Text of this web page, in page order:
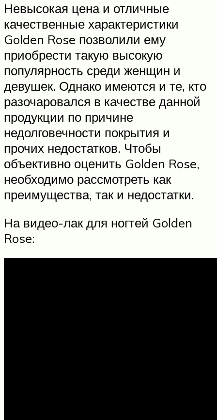
Невысокая цена и отличные
качественные характеристики
Golden Rose позволили ему
приобрести такую высокую
популярность среди женщин и
девушек. Однако имеются и те, кто
разочаровался в качестве данной
продукции по причине
недолговечности покрытия и
прочих недостатков. Чтобы
объективно оценить Golden Rose,
необходимо рассмотреть как
преимущества, так и недостатки.
На видео-лак для ногтей Golden
Rose: